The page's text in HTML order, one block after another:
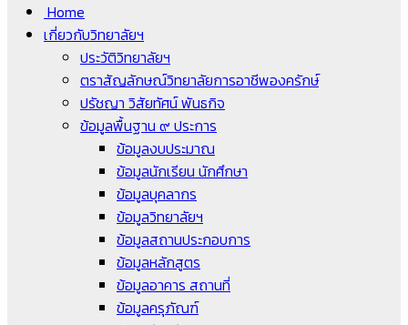
Home
เกี่ยวกับวิทยาลัยฯ
ประวัติวิทยาลัยฯ
ตราสัญลักษณ์วิทยาลัยการอาชีพองครักษ์
ปรัชญา วิสัยทัศน์ พันธกิจ
ข้อมูลพื้นฐาน ๙ ประการ
ข้อมูลงบประมาณ
ข้อมูลนักเรียน นักศึกษา
ข้อมูลบุคลากร
ข้อมูลวิทยาลัยฯ
ข้อมูลสถานประกอบการ
ข้อมูลหลักสูตร
ข้อมูลอาคาร สถานที่
ข้อมูลครุภัณฑ์